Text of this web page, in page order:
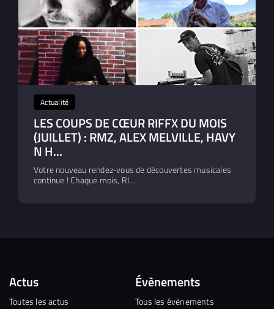
Actualité
LES COUPS DE CŒUR RIFFX DU MOIS
(JUILLET) : RMZ, ALEX MELVILLE, HAVY
N H...
Votre nouveau rendez-vous de découvertes musicales
continue ! Chaque mois, RI...
Actus
Toutes les actus
Évènements
Tous les évènements